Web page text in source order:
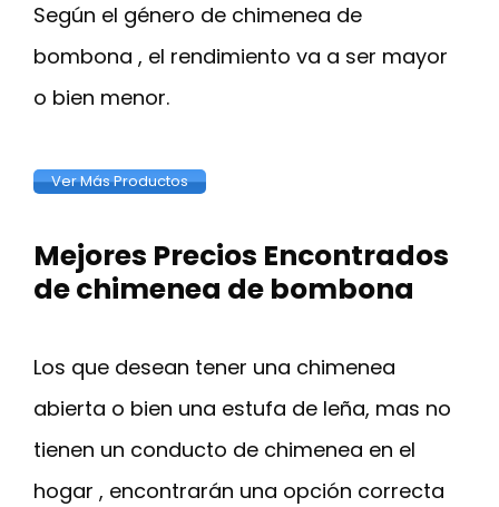
Según el género de chimenea de
bombona , el rendimiento va a ser mayor
o bien menor.
Ver Más Productos
Mejores Precios Encontrados
de chimenea de bombona
Los que desean tener una chimenea
abierta o bien una estufa de leña, mas no
tienen un conducto de chimenea en el
hogar , encontrarán una opción correcta